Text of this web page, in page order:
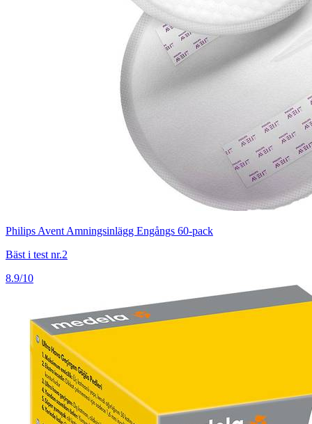
Philips Avent Amningsinlägg Engångs 60-pack
Bäst i test nr.2
8.9/10